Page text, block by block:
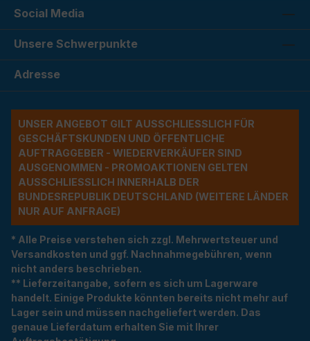
Social Media
Unsere Schwerpunkte
Adresse
UNSER ANGEBOT GILT AUSSCHLIESSLICH FÜR G
ESCHÄFTSKUNDEN UND ÖFFENTLICHE A
UFTRAGGEBER - WIEDERVERKÄUFER SIND A
USGENOMMEN - PROMOAKTIONEN GELTEN A
USSCHLIESSLICH INNERHALB DER BU
NDESREPUBLIK DEUTSCHLAND (WEITERE LÄNDER NU
R AUF ANFRAGE)
* Alle Preise verstehen sich zzgl. Mehrwertsteuer und
Versandkosten und ggf. Nachnahmegebühren, wenn
nicht anders beschrieben.
** Lieferzeitangabe, sofern es sich um Lagerware
handelt. Einige Produkte könnten bereits nicht mehr auf
Lager sein und müssen nachgeliefert werden. Das
genaue Lieferdatum erhalten Sie mit Ihrer